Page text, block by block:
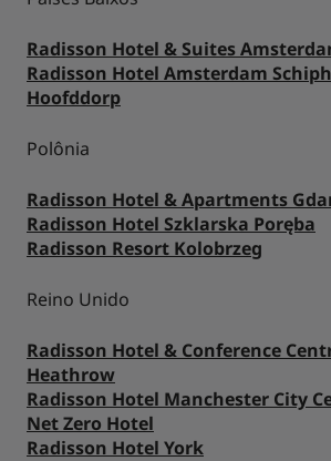
Radisson Hotel & Suites
Radisson Hotel Amsterdam
Hoofddorp
Polônia
Radisson Hotel & Apartments
Radisson Hotel Szklarska Poręba
Radisson Resort Kolobrzeg
Reino Unido
Radisson Hotel & Conference
Heathrow
Radisson Hotel Manchester City
Net Zero Hotel
Radisson Hotel York